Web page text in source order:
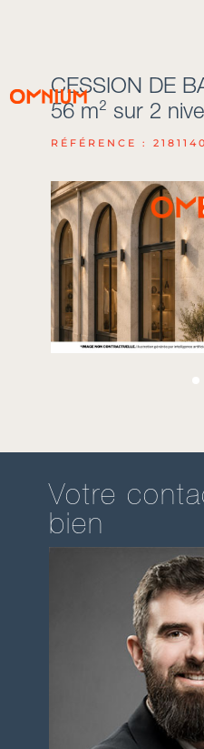
CESSION DE
56 m² sur 2
RÉFÉRENCE :
Votre
bien